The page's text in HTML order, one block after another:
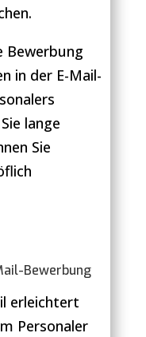
Bewerbung
in der E-Mail-
lange
Sie
Bewerbung
erleichtert
Personaler